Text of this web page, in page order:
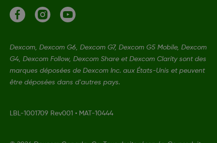
Dexcom, Dexcom G6, Dexcom G7, Dexcom G5 Mobile, Dexcom
G4, Dexcom Follow, Dexcom Share et Dexcom Clarity sont des
marques déposées de Dexcom Inc. aux États-Unis et peuvent
être déposées dans d'autres pays.
LBL-1001709 Rev001 • MAT-10444